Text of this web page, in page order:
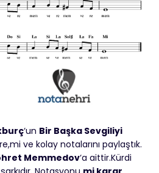
‘un Bir Başka Sevgiliyi
ve kolay notalarını paylaştık.
Memmedov‘a aittir.Kürdi